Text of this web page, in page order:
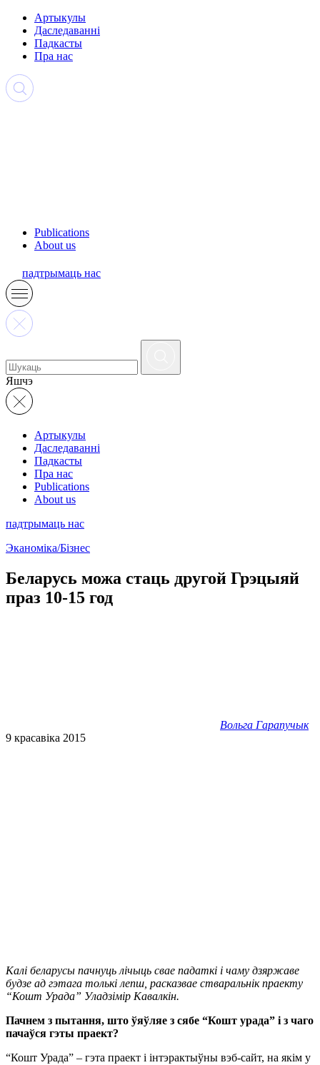
Артыкулы
Даследаванні
Падкасты
Пра нас
Publications
About us
падтрымаць нас
Яшчэ
Артыкулы
Даследаванні
Падкасты
Пра нас
Publications
About us
падтрымаць нас
Эканоміка/Бізнес
Беларусь можа стаць другой Грэцыяй
праз 10-15 год
Вольга Гарапучык
9 красавіка 2015
Калі беларусы пачнуць лічыць свае падаткі і чаму дзяржаве
будзе ад гэтага толькі лепш, расказвае стваральнік праекту
“Кошт Урада” Уладзімір Кавалкін.
Пачнем з пытання, што ўяўляе з сябе “Кошт урада” і з чаго
пачаўся гэты праект?
“Кошт Урада” – гэта праект і інтэрактыўны вэб-сайт, на якім у